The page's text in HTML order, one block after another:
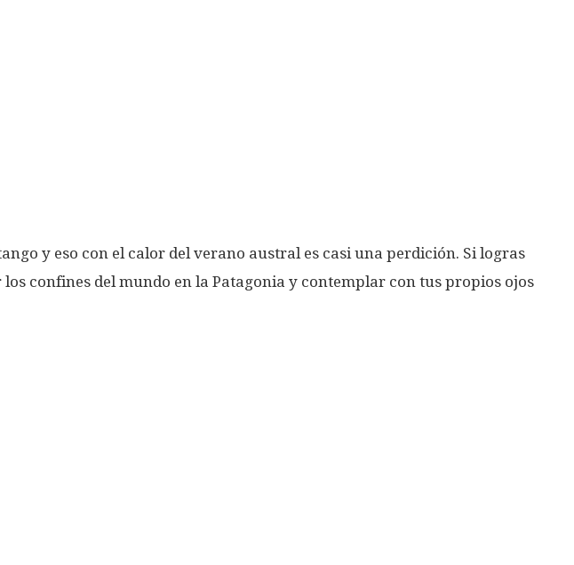
y eso con el calor del verano austral es casi una perdición. Si logras
confines del mundo en la Patagonia y contemplar con tus propios ojos